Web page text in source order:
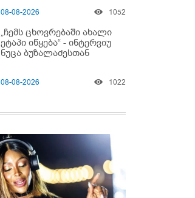
08-08-2026 1052
„ჩემს ცხოვრებაში ახალი
ეტაპი იწყება“ - ინტერვიუ
ნუცა ბუზალაძესთან
08-08-2026 1022